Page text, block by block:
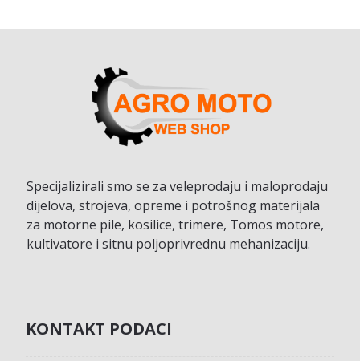
Specijalizirali smo se za veleprodaju i maloprodaju
dijelova, strojeva, opreme i potrošnog materijala
za motorne pile, kosilice, trimere, Tomos motore,
kultivatore i sitnu poljoprivrednu mehanizaciju.
KONTAKT PODACI